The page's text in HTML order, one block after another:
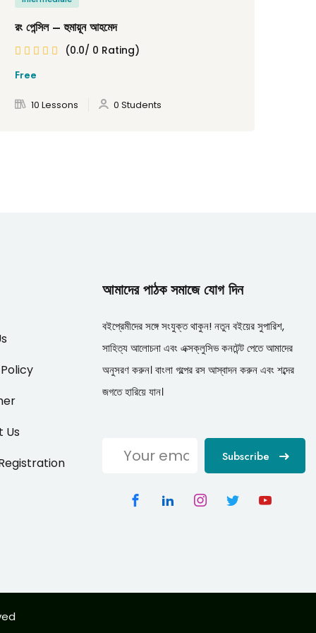
রং পেন্সিল – হুমায়ূন আহমেদ
(0.0/ 0 Rating)
Free
10 Lessons 0 Students
Us
আমাদের পাঠক সমাজে যোগ দিন
বইপ্রেমীদের সঙ্গে সংযুক্ত থাকুন! নতুন বইয়ের সুপারিশ,
সাহিত্য আলোচনা এবং এক্সক্লুসিভ কনটেন্ট পেতে আমাদের
অনুসরণ করুন। বাংলা গল্পের রস আস্বাদন করুন এবং শব্দের
জগতে হারিয়ে যান।
Subscribe